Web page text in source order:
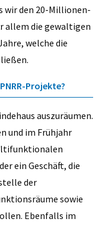
wir den 20-Millionen-
allem die gewaltigen
welche die
Projekte?
auszuräumen.
und im Frühjahr
ein Geschäft, die
der
sowie
Ebenfalls im